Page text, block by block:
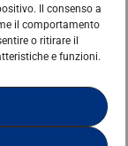
Il consenso a
il comportamento
o ritirare il
e funzioni.
> 2025 · Arte
Policy
di Google